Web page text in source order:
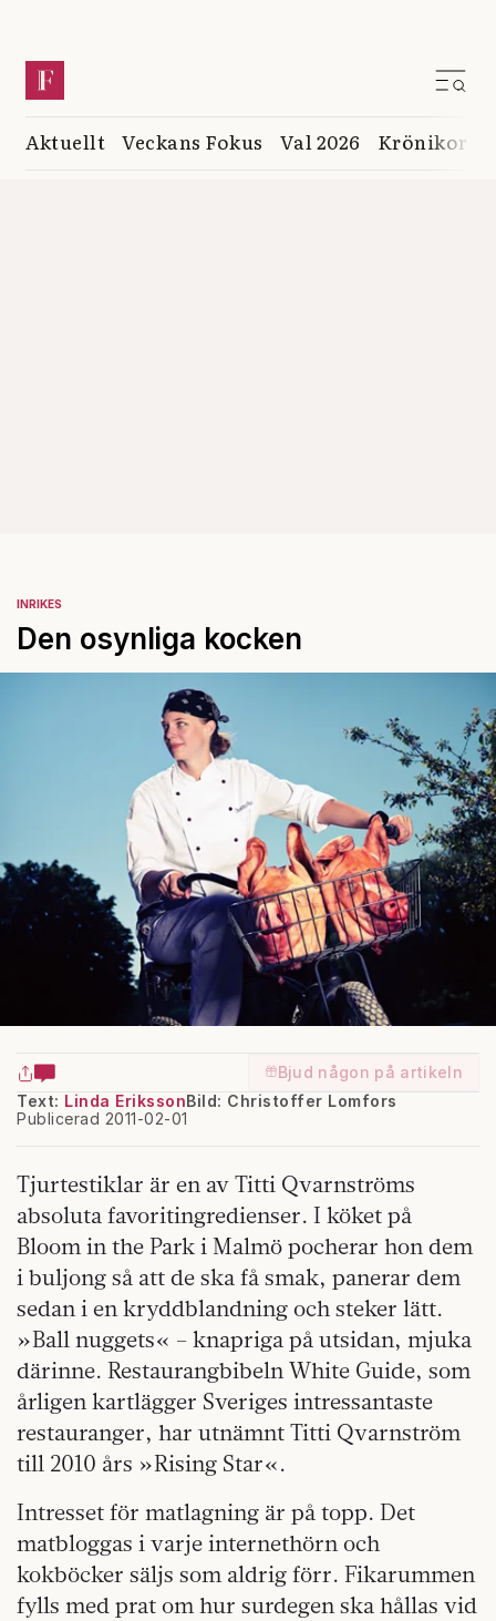
Aktuellt Veckans Fokus Val 2026 Krönikor
INRIKES
Den osynliga kocken
Bjud någon på artikeln
Text: Linda Eriksson
Publicerad 2011-02-01
Bild: Christoffer Lomfors
Tjurtestiklar är en av Titti Qvarnströms
absoluta favoritingredienser. I köket på
Bloom in the Park i Malmö pocherar hon dem
i buljong så att de ska få smak, panerar dem
sedan i en kryddblandning och steker lätt.
»Ball nuggets« – knapriga på utsidan, mjuka
därinne. Restaurangbibeln White Guide, som
årligen kartlägger Sveriges intressantaste
restauranger, har utnämnt Titti Qvarnström
till 2010 års »Rising Star«.
Intresset för matlagning är på topp. Det
matbloggas i varje internethörn och
kokböcker säljs som aldrig förr. Fikarummen
fylls med prat om hur surdegen ska hållas vid